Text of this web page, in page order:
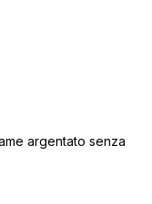
argentato senza